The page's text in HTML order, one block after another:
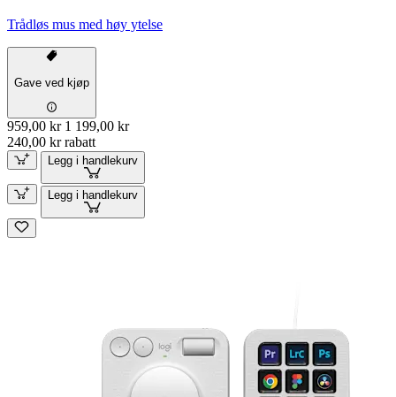
Trådløs mus med høy ytelse
Gave ved kjøp
959,00 kr 1 199,00 kr
240,00 kr rabatt
Legg i handlekurv
Legg i handlekurv